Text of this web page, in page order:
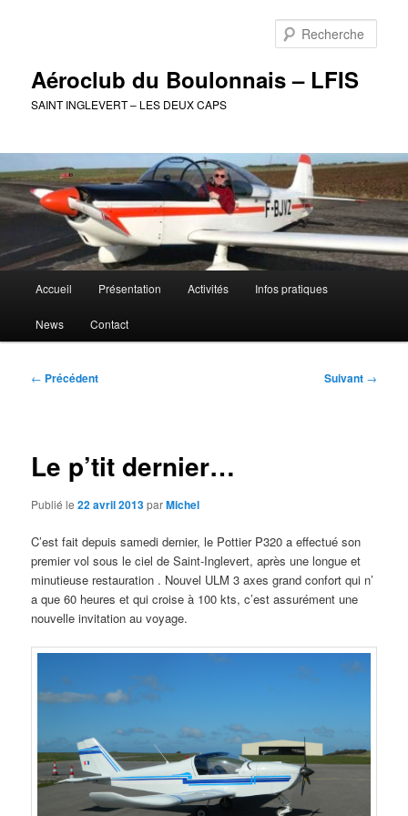
Aéroclub du Boulonnais – LFIS
SAINT INGLEVERT – LES DEUX CAPS
principal
Accueil Présentation Activités Infos pratiques
News Contact
Navigation
← Précédent Suivant →
Le p’tit dernier…
Publié le22 avril 2013parMichel
C’est fait depuis samedi dernier, le Pottier P320 a effectué son
premier vol sous le ciel de Saint-Inglevert, après une longue et
minutieuse restauration . Nouvel ULM 3 axes grand confort qui n’
a que 60 heures et qui croise à 100 kts, c’est assurément une
nouvelle invitation au voyage.